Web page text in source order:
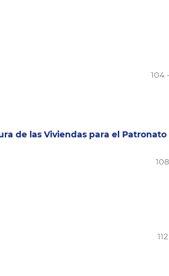
104
de las Viviendas para el Patronato
108